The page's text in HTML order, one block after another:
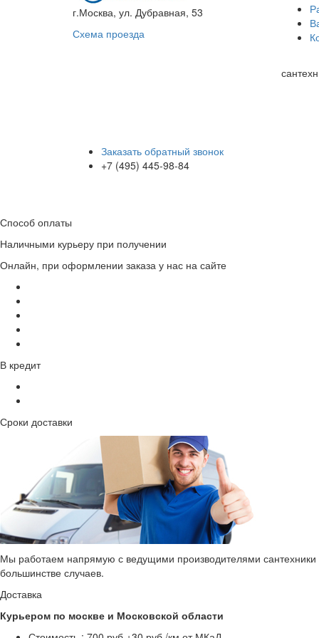
г.Москва, ул. Дубравная, 53
Схема проезда
Заказать обратный звонок
+7 (495) 445-98-84
Способ оплаты
Наличными курьеру при получении
Онлайн, при оформлении заказа у нас на сайте
В кредит
Сроки доставки
Мы работаем напрямую с ведущими производителями
большинстве случаев.
Доставка
Курьером по москве и Московской области